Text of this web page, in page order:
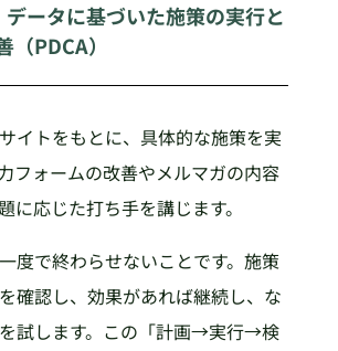
ータに基づいた施策の実行と
PDCA）
イトをもとに、具体的な施策を実
フォームの改善やメルマガの内容
に応じた打ち手を講じます。
度で終わらせないことです。施策
確認し、効果があれば継続し、な
試します。この「計画→実行→検